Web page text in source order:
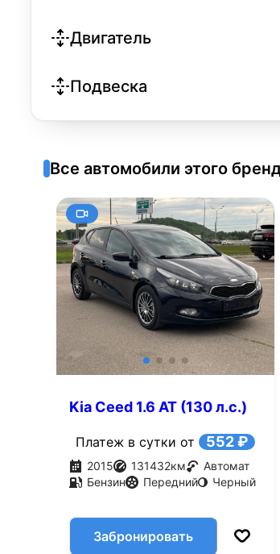
Двигатель
Подвеска
Все автомобили этого
Kia Ceed 1.6 AT (130 л.с.)
Платеж в сутки от 552 ₽
2015 131432км
Автомат
Бензин
Передний Черный
Забронировать